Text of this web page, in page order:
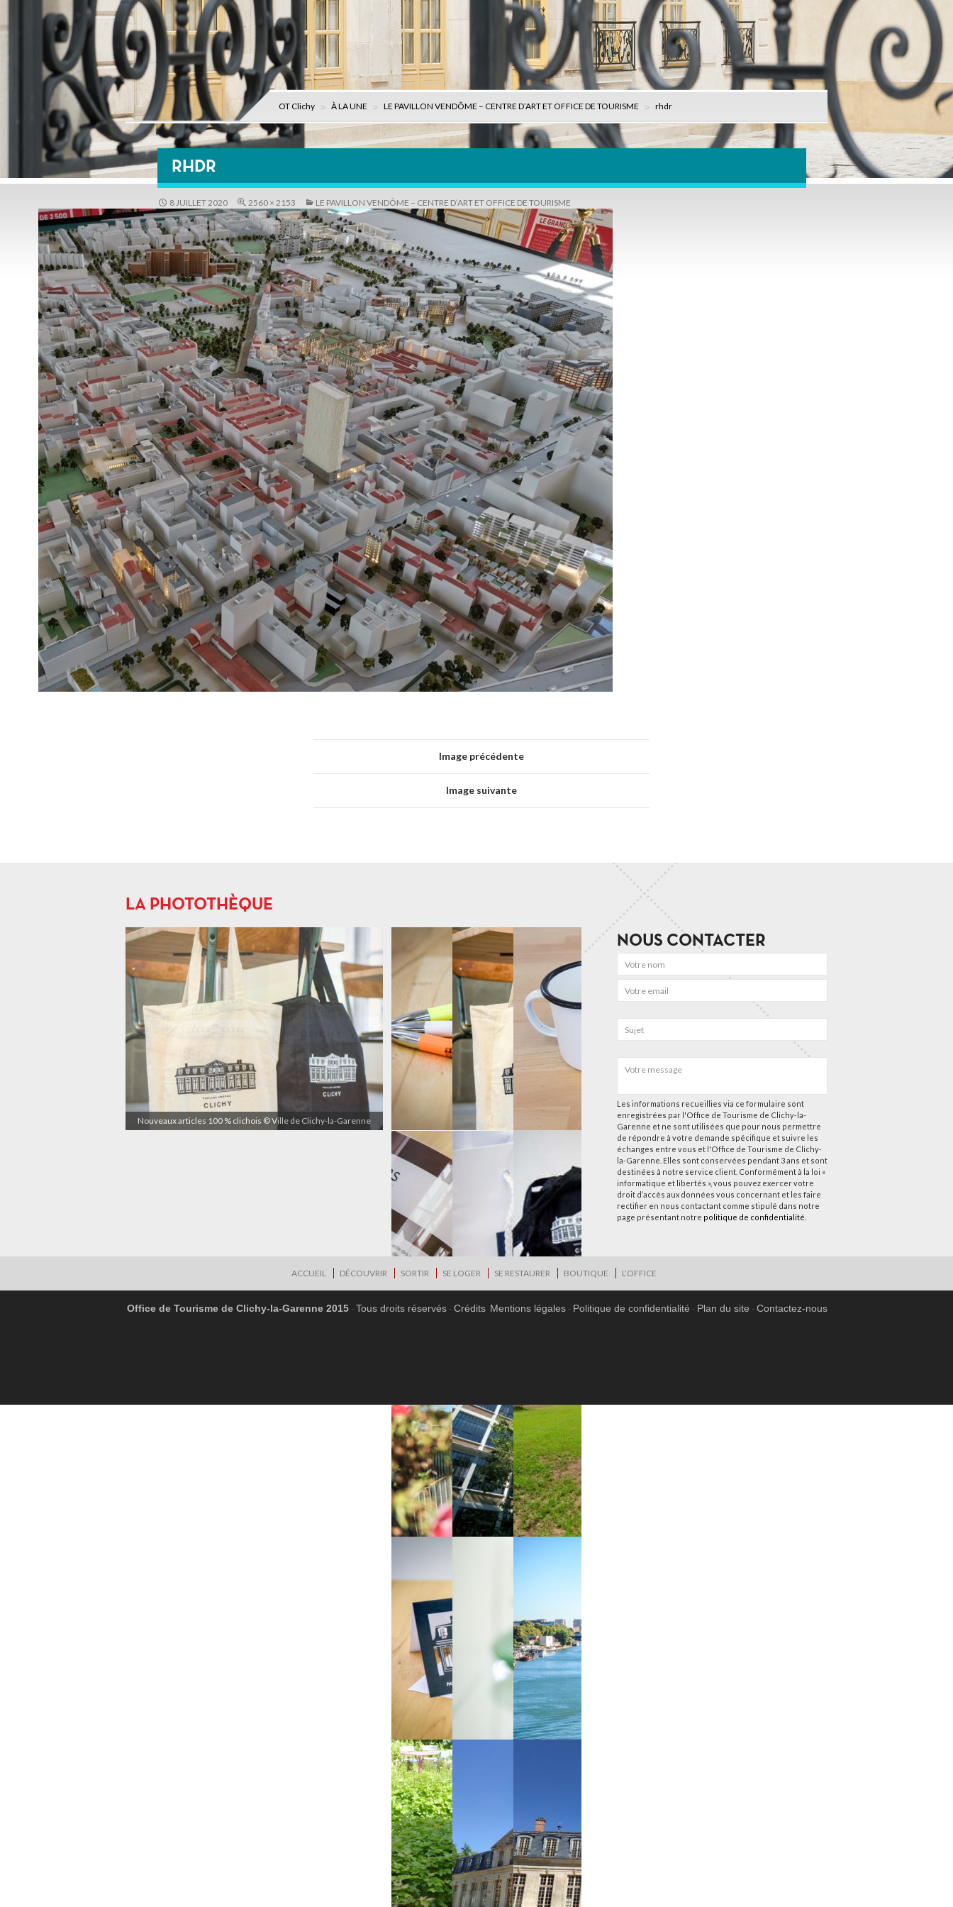
OT Clichy À LA UNE LE PAVILLON VENDÔME – CENTRE D’ART ET OFFICE DE TOURISME rhdr
RHDR
8 JUILLET 2020 2560 × 2153 LE PAVILLON VENDÔME – CENTRE D’ART ET OFFICE DE TOURISME
Image précédente
Image suivante
LA PHOTOTHÈQUE
Nouveaux articles 100 % clichois © Ville de Clichy-la-Garenne
NOUS CONTACTER
Les informations recueillies via ce formulaire sont
enregistrées par l'Office de Tourisme de Clichy-la-
Garenne et ne sont utilisées que pour nous permettre
de répondre à votre demande spécifique et suivre les
échanges entre vous et l'Office de Tourisme de Clichy-
la-Garenne. Elles sont conservées pendant 3 ans et sont
destinées à notre service client. Conformément à la loi «
informatique et libertés », vous pouvez exercer votre
droit d’accès aux données vous concernant et les faire
rectifier en nous contactant comme stipulé dans notre
page présentant notre politique de confidentialité
ACCUEIL DÉCOUVRIR SORTIR SE LOGER SE RESTAURER BOUTIQUE L’OFFICE
Office de Tourisme de Clichy-la-Garenne 2015 Tous droits réservés Crédits Mentions légales Politique de confidentialité Plan du site Contactez-nous